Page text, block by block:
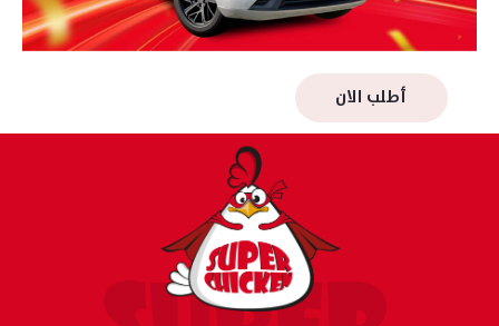
أطلب الان